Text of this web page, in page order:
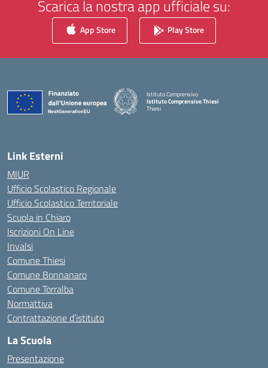
Scarica la nostra app ufficiale su:
App Store Play Store
Istituto Comprensivo
Istituto Comprensivo Thiesi
Thiesi
Link Esterni
MIUR
Ufficio Scolastico Regionale
Ufficio Scolastico Territoriale
Scuola in Chiaro
Iscrizioni On Line
Invalsi
Comune Thiesi
Comune Bonnanaro
Comune Torralba
Normattiva
Contrattazione d’istituto
La Scuola
Presentazione